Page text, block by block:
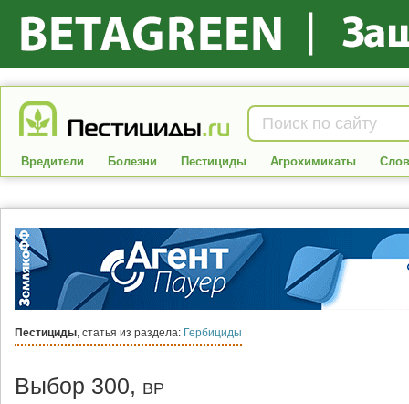
Вредители Болезни Пестициды Агрохимикаты
Пестициды, статья из раздела: Гербициды
Выбор 300, ВР